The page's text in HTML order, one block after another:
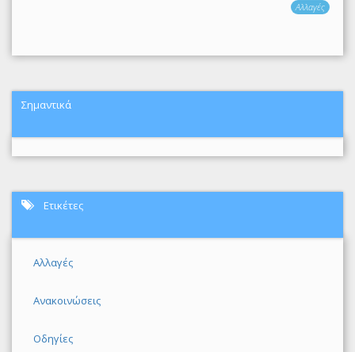
Αλλαγές
Σημαντικά
Ετικέτες
Αλλαγές
Ανακοινώσεις
Οδηγίες